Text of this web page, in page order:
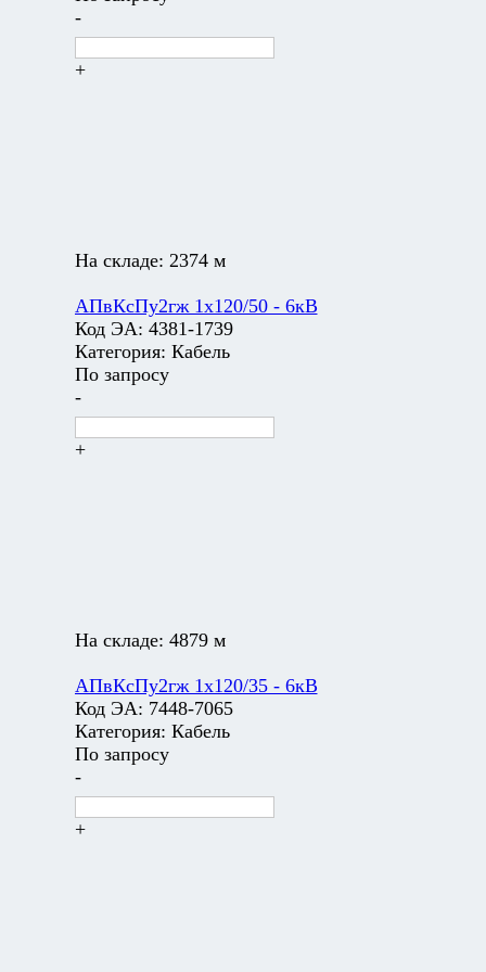
-
+
На складе: 2374 м
АПвКсПу2гж 1х120/50 - 6кВ
Код ЭА: 4381-1739
Категория: Кабель
По запросу
-
+
На складе: 4879 м
АПвКсПу2гж 1х120/35 - 6кВ
Код ЭА: 7448-7065
Категория: Кабель
По запросу
-
+